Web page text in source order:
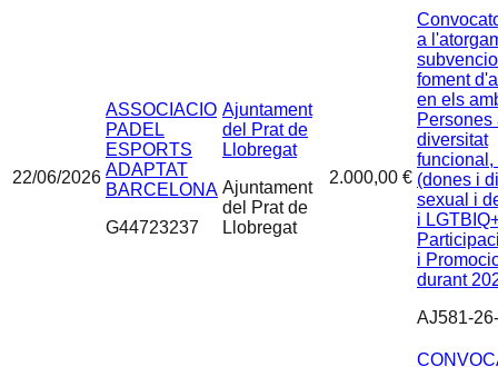
22/06/2026
ASSOCIACIO
PADEL
ESPORTS
ADAPTAT
BARCELONA
G44723237
Ajuntament
del Prat de
Llobregat
Ajuntament
del Prat de
Llobregat
2.000,00 €
a
foment
en els
Persones
diversitat
funcional,
(dones i
sexual i
i
i
durant
AJ581-